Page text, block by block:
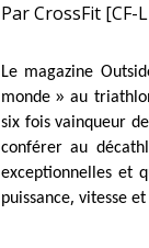
Par CrossFit [CF-
Le magazine
monde»au
six fois vainqueur de l
conférer au
exceptionnelles et
puissance, vitesse